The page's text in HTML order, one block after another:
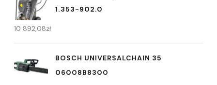
1.353-902.0
10 892,08zł
BOSCH UNIVERSALCHAIN 35
06008B8300